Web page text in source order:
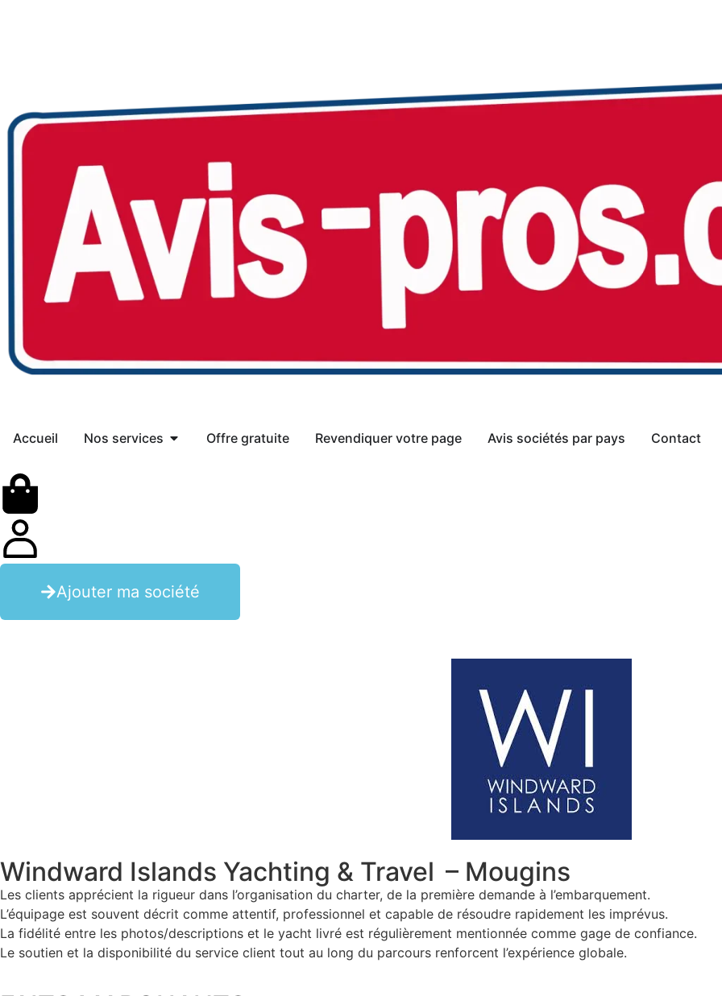
Accueil Nos services Offre gratuite Revendiquer votre page Avis sociétés par pays Contact
Ajouter ma société
Windward Islands Yachting & Travel – Mougins
Les clients apprécient la rigueur dans l’organisation du charter, de la première demande à l’embarquement.
L’équipage est souvent décrit comme attentif, professionnel et capable de résoudre rapidement les imprévus.
La fidélité entre les photos/descriptions et le yacht livré est régulièrement mentionnée comme gage de confiance.
Le soutien et la disponibilité du service client tout au long du parcours renforcent l’expérience globale.